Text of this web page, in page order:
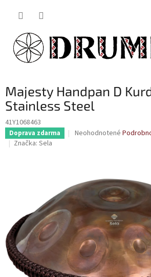
Majesty Handpan D
Stainless Steel
41Y1068463
Doprava zdarma
Priemerné
5
hviezdičiek.
Neohodnotené
Značka: Sela